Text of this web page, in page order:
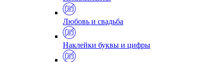
Любовь и свадьба
Наклейки буквы и цифры